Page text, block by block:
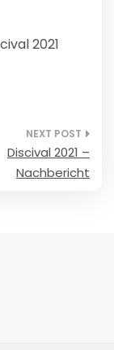
2021
Discival 2021 –
Nachbericht